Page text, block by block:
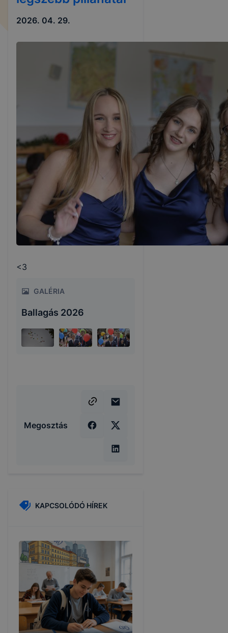
2026. 04. 29.
<3
GALÉRIA
Ballagás 2026
Megosztás
KAPCSOLÓDÓ HÍREK